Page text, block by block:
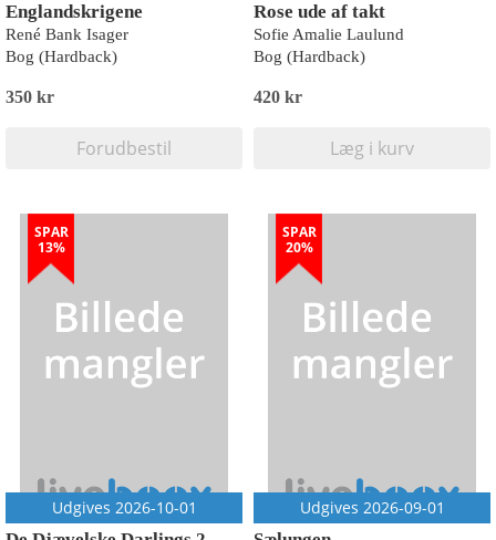
Englandskrigene
René Bank Isager
Bog (Hardback)
350 kr
Forudbestil
Rose ude af takt
Sofie Amalie Laulund
Bog (Hardback)
420 kr
Læg i kurv
SPAR
13%
Udgives 2026-10-01
SPAR
20%
Udgives 2026-09-01